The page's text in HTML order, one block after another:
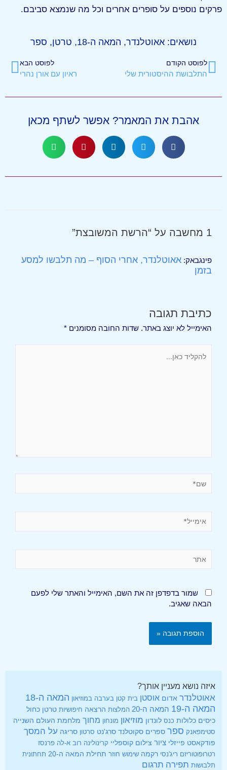
פרקים נוספים על סופרים אחרים וכל מה שנמצא סביבם.
נושאים: אאוטלנדר, המאה ה-18 , טרטן, ספר
לפוסט הקודם
התלבושת ההיסטורית שלי
לפוסט הבא
ראיון עם אורן נהרי
אהבת את המאמר? אפשר לשתף מכאן
1 מחשבה על “הרשת המשובצת”
פינגבאק: אאוטלנדר, אחרי הסוף – מה תלבשו למסע
בזמן
כתיבת תגובה
האימייל לא יוצג באתר. שדות החובה מסומנים *
שמור בדפדפן זה את השם, האימייל והאתר שלי לפעם
הבאה שאגיב.
איזה נושא מעניין אותך?
אאוטלנדר אדום אוסטן בית קטן בערבה במוזיאון המאה ה-18
המאה ה-19
המאה ה-20 המלצות הרצאה חיפושיות טרטן כחול
כיסים כלולות כנס לונדון מוזיאון מונחון מחוך מלחמת העולם השנייה
סטימפאנק ספר ספרים סקוטלנד סרג'נט סרטון סריגה על המסך
פודקאסט פייזלי ציור צילום קוספליי קרינולינה רוב א-לה פרנסז
רטרופוטוריזם ריג'נסי רקמה שימוש חוזר תחילת המאה ה-20
תחתונית
תלבושות תפירה תרגום